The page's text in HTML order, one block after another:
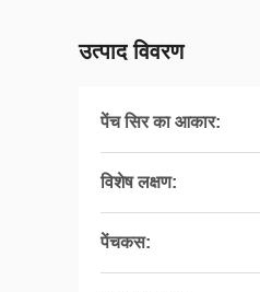
उत्पाद विवरण
पेंच सिर का आकार:
विशेष लक्षण:
पेंचकस: